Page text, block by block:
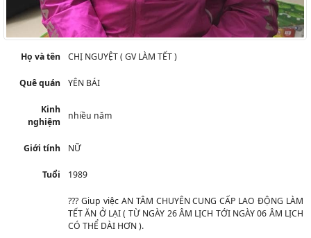
Họ và tên CHỊ NGUYỆT ( GV LÀM TẾT )
Quê quán YÊN BÁI
Kinh
nghiệm
nhiều năm
Giới tính NỮ
Tuổi 1989
?️?️?️ Giup việc AN TÂM CHUYÊN CUNG CẤP LAO ĐỘNG LÀM
TẾT ĂN Ở LẠI ( TỪ NGÀY 26 ÂM LỊCH TỚI NGÀY 06 ÂM LỊCH
CÓ THỂ DÀI HƠN ).